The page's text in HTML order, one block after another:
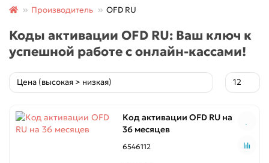
Производитель OFD RU
Коды активации OFD RU: Ваш ключ к
успешной работе с онлайн-кассами!
Код активации OFD RU на
36 месяцев
6546112